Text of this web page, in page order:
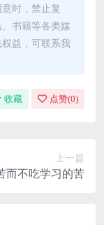
时，禁止复
书籍等各类媒
益，可联系我
收藏 点赞(0)
上一篇
而不吃学习的苦